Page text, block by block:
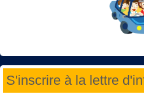
S'inscrire à la lettre